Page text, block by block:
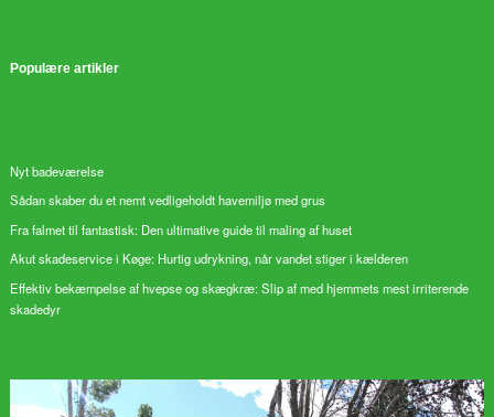
Populære artikler
Nyt badeværelse
Sådan skaber du et nemt vedligeholdt havemiljø med grus
Fra falmet til fantastisk: Den ultimative guide til maling af huset
Akut skadeservice i Køge: Hurtig udrykning, når vandet stiger i kælderen
Effektiv bekæmpelse af hvepse og skægkræ: Slip af med hjemmets mest irriterende
skadedyr